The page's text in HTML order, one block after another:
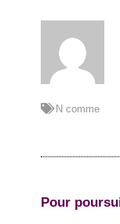
N comme
Pour